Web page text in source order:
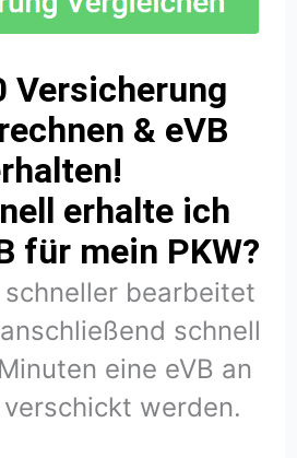
Versicherung
& eVB
erhalte ich
für mein PKW?
schneller bearbeitet
schnell
eine eVB an
werden.